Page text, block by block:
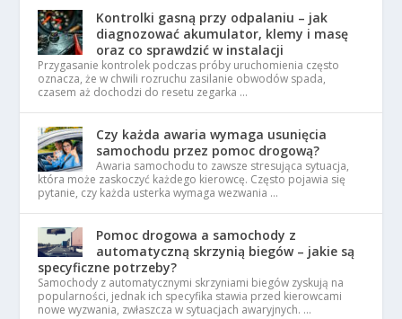
Kontrolki gasną przy odpalaniu – jak
diagnozować akumulator, klemy i masę
oraz co sprawdzić w instalacji
Przygasanie kontrolek podczas próby uruchomienia często
oznacza, że w chwili rozruchu zasilanie obwodów spada,
czasem aż dochodzi do resetu zegarka …
Czy każda awaria wymaga usunięcia
samochodu przez pomoc drogową?
Awaria samochodu to zawsze stresująca sytuacja,
która może zaskoczyć każdego kierowcę. Często pojawia się
pytanie, czy każda usterka wymaga wezwania …
Pomoc drogowa a samochody z
automatyczną skrzynią biegów – jakie są
specyficzne potrzeby?
Samochody z automatycznymi skrzyniami biegów zyskują na
popularności, jednak ich specyfika stawia przed kierowcami
nowe wyzwania, zwłaszcza w sytuacjach awaryjnych. …